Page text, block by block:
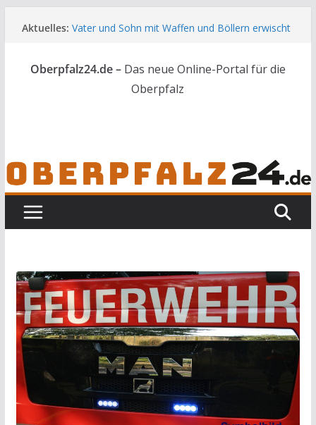
Inhalt
Aktuelles: Vater und Sohn mit Waffen und Böllern erwischt
Audi prallt gegen Brückengeländer in Weiden
Ortsumgehung Waldershof ist eröffnet
Deutsch-amerikanischer Schüleraustausch zu
Oberpfalz24.de – Das neue Online-Portal für die
Oberpfalz